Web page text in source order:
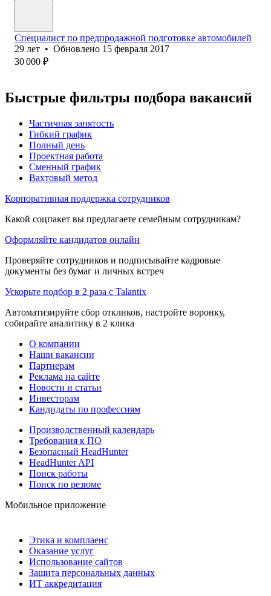
Специалист по предпродажной подготовке автомобилей
29 лет • Обновлено 15 февраля 2017
30 000 ₽
Быстрые фильтры подбора вакансий
Частичная занятость
Гибкий график
Полный день
Проектная работа
Сменный график
Вахтовый метод
Корпоративная поддержка сотрудников
Какой соцпакет вы предлагаете семейным сотрудникам?
Оформляйте кандидатов онлайн
Проверяйте сотрудников и подписывайте кадровые
документы без бумаг и личных встреч
Ускорьте подбор в 2 раза с Talantix
Автоматизируйте сбор откликов, настройте воронку,
собирайте аналитику в 2 клика
О компании
Наши вакансии
Партнерам
Реклама на сайте
Новости и статьи
Инвесторам
Кандидаты по профессиям
Производственный календарь
Требования к ПО
Безопасный HeadHunter
HeadHunter API
Поиск работы
Поиск по резюме
Мобильное приложение
Этика и комплаенс
Оказание услуг
Использование сайтов
Защита персональных данных
ИТ аккредитация